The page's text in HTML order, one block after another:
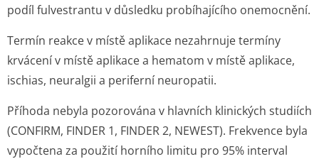
podíl fulvestrantu v důsledku probíhajícího onemocnění.
Termín reakce v místě aplikace nezahrnuje termíny
krvácení v místě aplikace a hematom v místě aplikace,
ischias, neuralgii a periferní neuropatii.
Příhoda nebyla pozorována v hlavních klinických studiích
(CONFIRM, FINDER 1, FINDER 2, NEWEST). Frekvence byla
vypočtena za použití horního limitu pro 95% interval